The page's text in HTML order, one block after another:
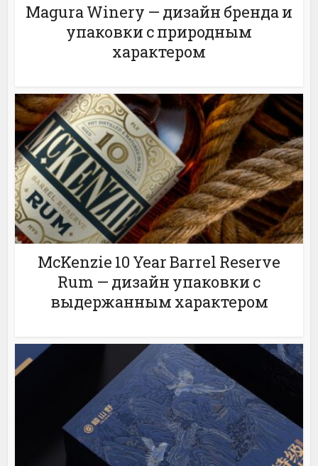
Magura Winery — дизайн бренда и
упаковки с природным
характером
McKenzie 10 Year Barrel Reserve
Rum — дизайн упаковки с
выдержанным характером